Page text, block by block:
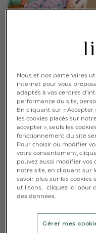
2/3 ans
2/3 ans
4/5 ans
6/7 ans
8/9 ans
1
En savoir
Nous et nos partenaires
internet pour vous
adaptés à vos centres
performance du site,
En cliquant sur « Accepter
les cookies placés sur
accepter », seuls les
fonctionnement du site
Pour choisir ou modifier
votre consentement,
pouvez aussi modifier vos
notre site, en cliquant sur
savoir plus sur les cookies
utilisons, cliquez ici pour
des données.
Gérer mes